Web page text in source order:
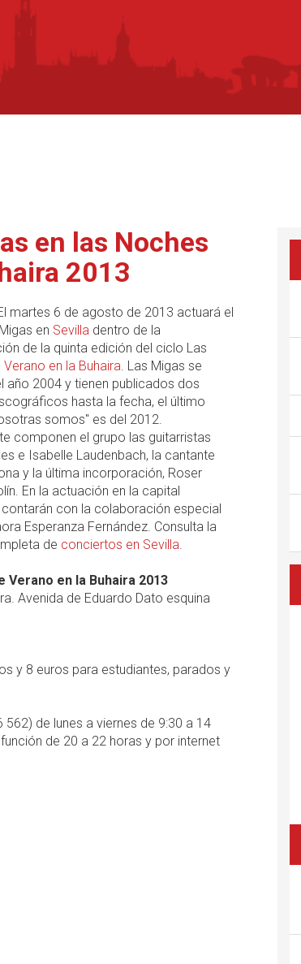
en las Noches
2013
martes 6 de agosto de 2013 actuará el
en Sevilladentro de la
de la quinta edición del ciclo Las
en la Buhaira. Las Migas se
año 2004 y tienen publicados dos
hasta la fecha, el último
somos" es del 2012.
componen el grupo las guitarristas
e Isabelle Laudenbach, la cantante
y la última incorporación, Roser
En la actuación en la capital
contarán con la colaboración especial
Esperanza Fernández. Consulta la
de conciertos en Sevilla.
Verano en la Buhaira 2013
Avenida de Eduardo Dato esquina
y 8 euros para estudiantes, parados y
de lunes a viernes de 9:30 a 14
de 20 a 22 horas y por internet